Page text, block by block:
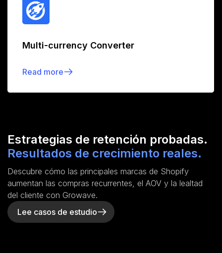
Multi-currency Converter
Read more
Estrategias de retención probadas.
Resultados de crecimiento reales.
Descubre cómo las principales marcas de Shopify
aumentan las compras recurrentes, el AOV y la lealtad
del cliente con Growave.
Lee casos de estudio